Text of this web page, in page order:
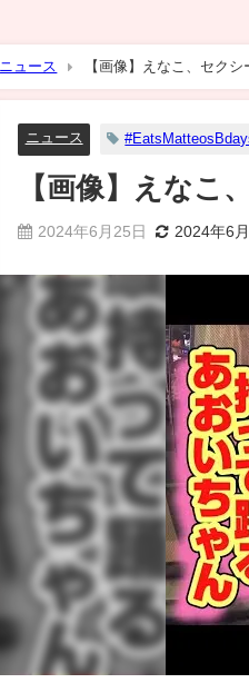
ニュース 【画像】えなこ、セクシ
ニュース
【画像】えなこ
2024年6月25日 2024年6